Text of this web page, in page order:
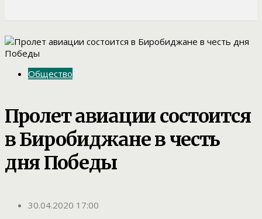
Общество
Пролет авиации состоится
в Биробиджане в честь
дня Победы
30.04.2020 17:00